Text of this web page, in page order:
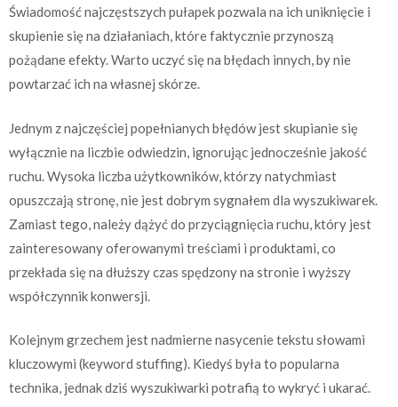
Świadomość najczęstszych pułapek pozwala na ich uniknięcie i
skupienie się na działaniach, które faktycznie przynoszą
pożądane efekty. Warto uczyć się na błędach innych, by nie
powtarzać ich na własnej skórze.
Jednym z najczęściej popełnianych błędów jest skupianie się
wyłącznie na liczbie odwiedzin, ignorując jednocześnie jakość
ruchu. Wysoka liczba użytkowników, którzy natychmiast
opuszczają stronę, nie jest dobrym sygnałem dla wyszukiwarek.
Zamiast tego, należy dążyć do przyciągnięcia ruchu, który jest
zainteresowany oferowanymi treściami i produktami, co
przekłada się na dłuższy czas spędzony na stronie i wyższy
współczynnik konwersji.
Kolejnym grzechem jest nadmierne nasycenie tekstu słowami
kluczowymi (keyword stuffing). Kiedyś była to popularna
technika, jednak dziś wyszukiwarki potrafią to wykryć i ukarać.